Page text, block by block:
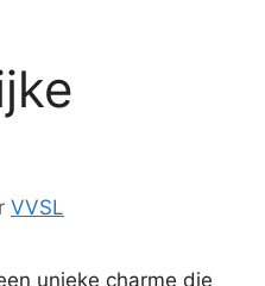
VVSL
unieke charme die